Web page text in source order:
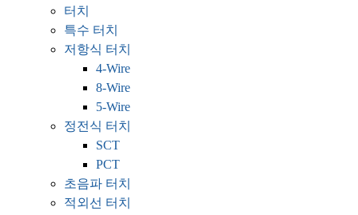
터치
특수 터치
저항식 터치
4-Wire
8-Wire
5-Wire
정전식 터치
SCT
PCT
초음파 터치
적외선 터치